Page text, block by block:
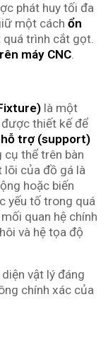
phát huy tối đa
một cách ổn
trình cắt gọt.
máy CNC.
là một
thiết kế để
hỗ trợ (support)
cụ thể trên bàn
lõi của đồ gá là
hoặc biến
yếu tố trong quá
quan hệ chính
và hệ tọa độ
vật lý đáng
chính xác của